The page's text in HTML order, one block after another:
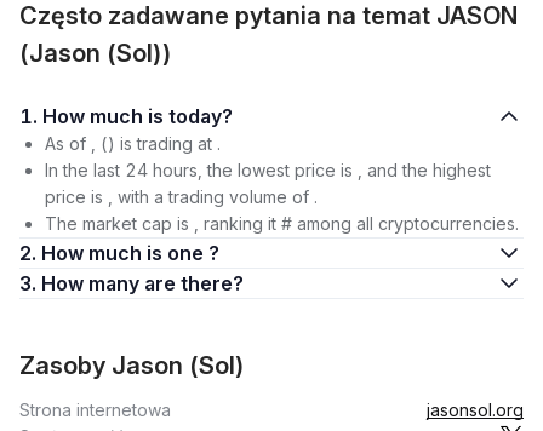
Często zadawane pytania na temat JASON
(Jason (Sol))
1. How much is today?
As of , () is trading at .
In the last 24 hours, the lowest price is , and the highest
price is , with a trading volume of .
The market cap is , ranking it # among all cryptocurrencies.
2. How much is one ?
3. How many are there?
Zasoby Jason (Sol)
Strona internetowa
jasonsol.org